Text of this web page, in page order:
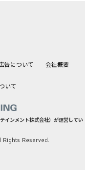
告について 会社概要
いて
インメント株式会社）が運営してい
Reserved.